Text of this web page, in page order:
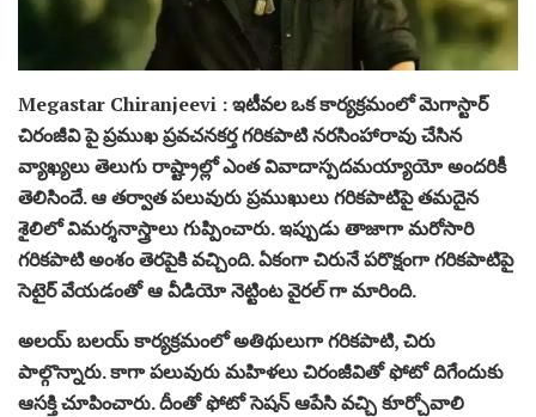
Megastar Chiranjeevi : ఇటీవల ఒక కార్యక్రమంలో మెగాస్టార్
చిరంజీవి పై ప్రముఖ ప్రవచనకర్త గరికపాటి నరసింహారావు చేసిన
వ్యాఖ్యలు తెలుగు రాష్ట్రాల్లో ఎంత వివాదాస్పదమయ్యాయో అందరికీ
తెలిసిందే. ఆ తర్వాత పలువురు ప్రముఖులు గరికపాటిపై తమదైన
శైలిలో విమర్శనాస్త్రాలు గుప్పించారు. ఇప్పుడు తాజాగా మరోసారి
గరికపాటి అంశం తెరపైకి వచ్చింది. ఏకంగా చిరునే పరొక్షంగా గరికపాటిపై
సెటైర్ వేయడంతో ఆ వీడియో నెట్టింట వైరల్ గా మారింది.
అలయ్ బలయ్ కార్యక్రమంలో అతిథులుగా గరికపాటి, చిరు
పాల్గొన్నారు. కాగా పలువురు మహిళలు చిరంజీవితో ఫోటో దిగేందుకు
ఆసక్తి చూపించారు. దీంతో ఫోటో సెషన్ ఆపేసి వచ్చి కూర్చోవాలి